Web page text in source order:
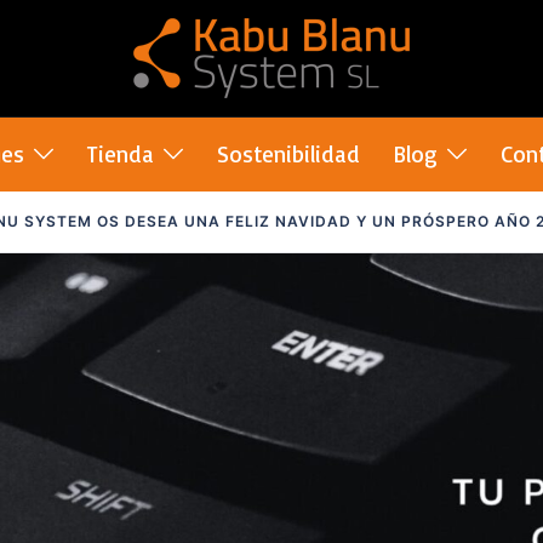
Tienda Sostenibilidad Blog
SYSTEM OS DESEA UNA FELIZ NAVIDAD Y UN PRÓSPERO AÑO